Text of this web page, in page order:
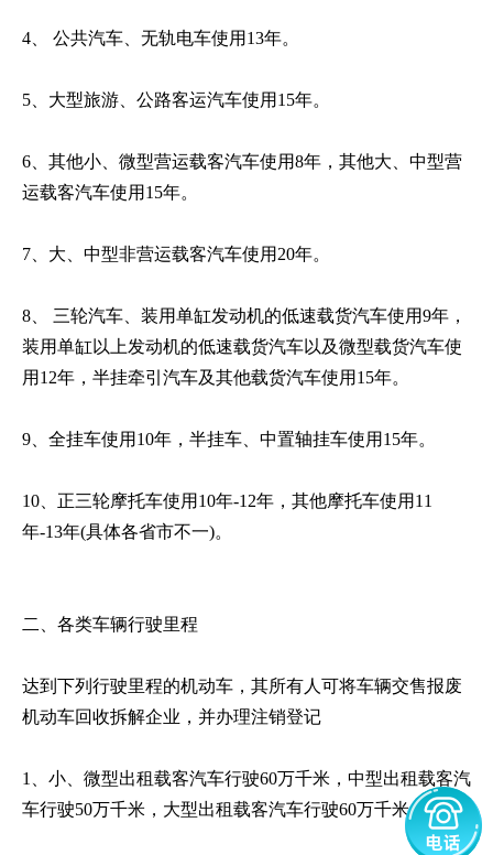
4、 公共汽车、无轨电车使用13年。
5、大型旅游、公路客运汽车使用15年。
6、其他小、微型营运载客汽车使用8年，其他大、中型营
运载客汽车使用15年。
7、大、中型非营运载客汽车使用20年。
8、 三轮汽车、装用单缸发动机的低速载货汽车使用9年，
装用单缸以上发动机的低速载货汽车以及微型载货汽车使
用12年，半挂牵引汽车及其他载货汽车使用15年。
9、全挂车使用10年，半挂车、中置轴挂车使用15年。
10、正三轮摩托车使用10年-12年，其他摩托车使用11
年-13年(具体各省市不一)。
二、各类车辆行驶里程
达到下列行驶里程的机动车，其所有人可将车辆交售报废
机动车回收拆解企业，并办理注销登记
1、小、微型出租载客汽车行驶60万千米，中型出租载客汽
车行驶50万千米，大型出租载客汽车行驶60万千米。